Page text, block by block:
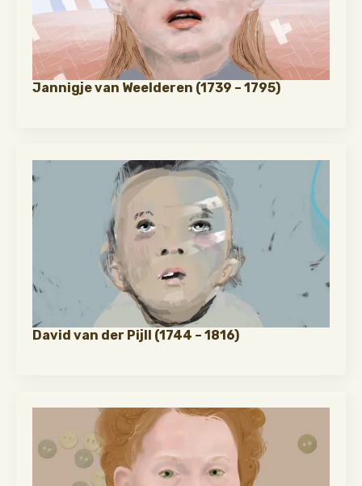
Jannigje van Weelderen (1739 – 1795)
David van der Pijll (1744 – 1816)